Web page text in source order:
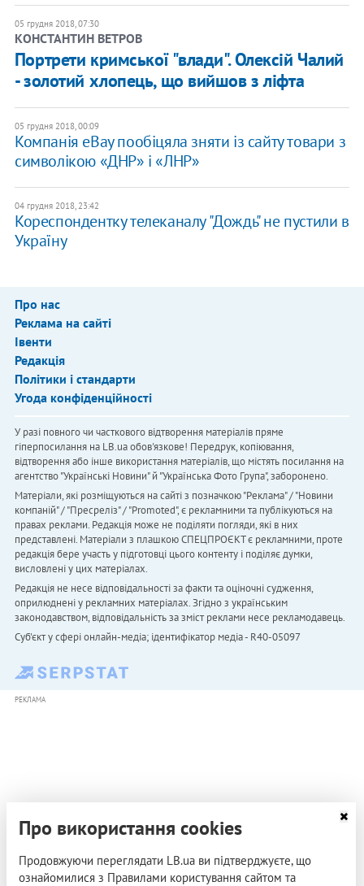
05 грудня 2018, 07:30
КОНСТАНТИН ВЕТРОВ
Портрети кримської "влади". Олексій Чалий
- золотий хлопець, що вийшов з ліфта
05 грудня 2018, 00:09
Компанія eBay пообіцяла зняти із сайту товари з
символікою «ДНР» і «ЛНР»
04 грудня 2018, 23:42
Кореспондентку телеканалу "Дождь" не пустили в
Україну
Про нас
Реклама на сайті
Івенти
Редакція
Політики і стандарти
Угода конфіденційності
У разі повного чи часткового відтворення матеріалів пряме
гіперпосилання на LB.ua обов'язкове! Передрук, копіювання,
відтворення або інше використання матеріалів, що містять посилання на
агентство "Українськi Новини" й "Українська Фото Група", заборонено.
Матеріали, які розміщуються на сайті з позначкою "Реклама" / "Новини
компаній" / "Пресреліз" / "Promoted", є рекламними та публікуються на
правах реклами. Редакція може не поділяти погляди, які в них
представлені. Матеріали з плашкою СПЕЦПРОЄКТ є рекламними, проте
редакція бере участь у підготовці цього контенту і поділяє думки,
висловлені у цих матеріалах.
Редакція не несе відповідальності за факти та оціночні судження,
оприлюднені у рекламних матеріалах. Згідно з українським
законодавством, відповідальність за зміст реклами несе рекламодавець.
Cуб'єкт у сфері онлайн-медіа; ідентифікатор медіа - R40-05097
РЕКЛАМА
Про використання cookies
Продовжуючи переглядати LB.ua ви підтверджуєте, що
ознайомилися з Правилами користування сайтом та